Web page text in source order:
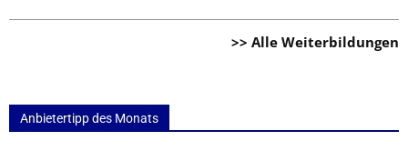
>> Alle Weiterbildungen
Anbietertipp des Monats